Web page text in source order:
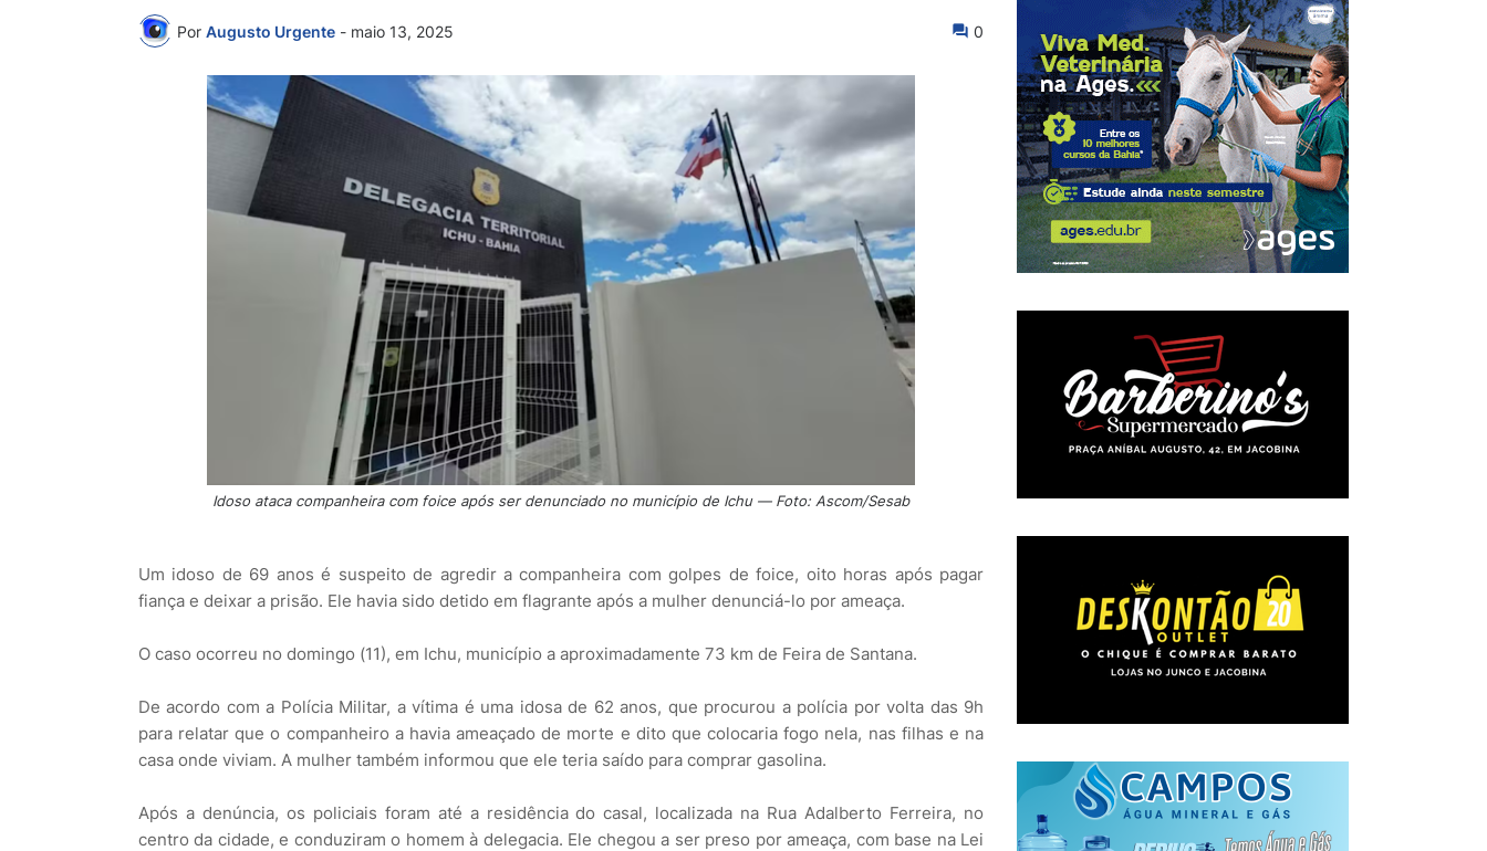
Por Augusto Urgente - maio 13, 2025 0
Idoso ataca companheira com foice após ser denunciado no município de Ichu — Foto: Ascom/Sesab
Um idoso de 69 anos é suspeito de agredir a companheira com golpes de foice, oito horas após pagar
fiança e deixar a prisão. Ele havia sido detido em flagrante após a mulher denunciá-lo por ameaça.
O caso ocorreu no domingo (11), em Ichu, município a aproximadamente 73 km de Feira de Santana.
De acordo com a Polícia Militar, a vítima é uma idosa de 62 anos, que procurou a polícia por volta das 9h
para relatar que o companheiro a havia ameaçado de morte e dito que colocaria fogo nela, nas filhas e na
casa onde viviam. A mulher também informou que ele teria saído para comprar gasolina.
Após a denúncia, os policiais foram até a residência do casal, localizada na Rua Adalberto Ferreira, no
centro da cidade, e conduziram o homem à delegacia. Ele chegou a ser preso por ameaça, com base na Lei